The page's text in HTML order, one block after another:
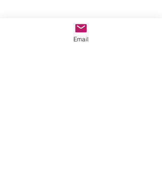
Email